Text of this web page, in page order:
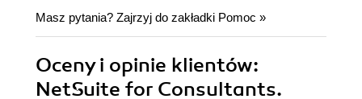
Masz pytania? Zajrzyj do zakładki Pomoc »
Oceny i opinie klientów:
NetSuite for Consultants.